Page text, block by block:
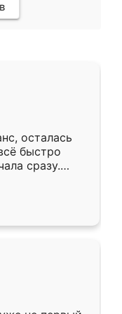
осталась
быстро
сразу.
подошёл к
Собрали
даже